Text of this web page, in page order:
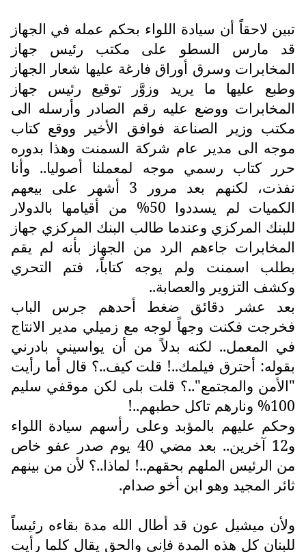
تبين لاحقاً أن سيادة اللواء بحكم عمله في الجهاز
قد مارس السطو على مكتب رئيس جهاز
المخابرات وسرق أوراق فارغة عليها شعار الجهاز
وطبع عليها ما يريد وزوَّر توقيع رئيس جهاز
المخابرات ووضع عليه رقم الصادر وأرسله الى
مكتب وزير الصناعة فوافق الأخير ووقع كتاب
موجه الى مدير عام شركة السمنت وهذا بدوره
حرر كتاب رسمي موجه لمعملنا أصوليا.. وأنا
نفذت، لكنهم بعد مرور 3 أشهر على بيعهم
الكميات لم يسددوا 50% من أقيامها بالدولار
للبنك المركزي وعندما طالب البنك المركزي جهاز
المخابرات جاءهم الرد من الجهاز بأنه لم يقم
بطلب اسمنت ولم يوجه كتاباً، فتم التحري
وكشف التزوير والعصابة..
بعد عشر دقائق ضغط أحدهم جرس الباب
فخرجت فكنت وجهاً لوجه مع زميلي مدير الانتاج
في المعمل.. لكنه بدلاً من أن يواسيني بادرني
بقوله: أحترق فيلمك..! قلت كيف..؟ قال أما رأيت
"الأمن والمجتمع"..؟ قلت بلى لكن موقفي سليم
100% ونارهم تاكل حطبهم..!
وحكم عليهم بالمؤبد وعلى رأسهم سيادة اللواء
و12 آخرين.. بعد مضي 40 يوم صدر عفو خاص
من الرئيس الملهم بحقهم..! لماذا..؟ لأن من بينهم
ثائر المجيد وهو ابن أخو صدام.
ولأن ميشيل عون قد أطال الله مدة بقاءه رئيساً
للبنان كل هذه المدة فإني والحق يقال كلما رأيت